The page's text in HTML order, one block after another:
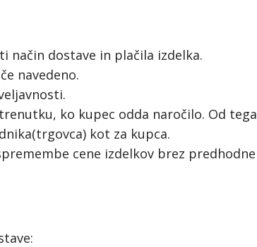
način dostave in plačila izdelka.
navedeno.
ko kupec odda naročilo. Od tega
kot za kupca.
cene izdelkov brez predhodne